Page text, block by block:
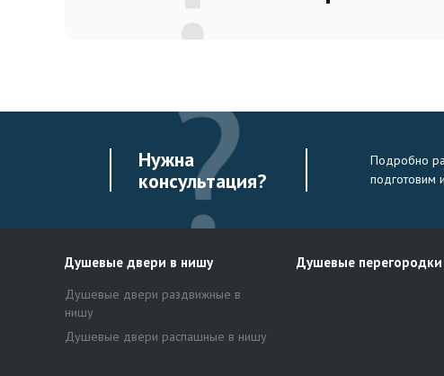
Нужна
консультация?
Подробно
подготовим
Душевые двери в нишу
Душевые двери раздвижные в
нишу
Душевые двери распашные в нишу
Душевые перегородки